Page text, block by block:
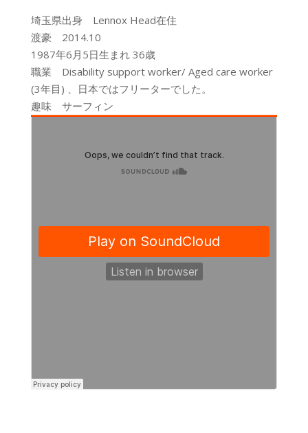
埼玉県出身 Lennox Head在住
渡豪 2014.10
1987年6月5日生まれ 36歳
職業 Disability support worker/ Aged care worker
(3年目) 、日本ではフリーターでした。
趣味 サーフィン